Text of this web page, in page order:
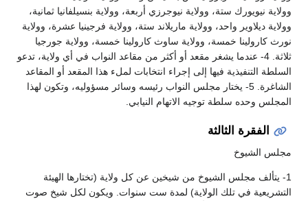
وولاية نيويورك ستة، وولاية نيوجرزي أربعة، وولاية بنسيلفانيا ثمانية،
وولاية ديلاوير واحد، وولاية ماريلاند ستة، وولاية فرجينيا عشرة، وولاية
نورث كارولينا خمسة، وولاية ساوث كارولينا خمسة، وولاية جورجيا
ثلاثة. 4- عندما يشغر مقعد أو أكثر من مقاعد النواب في أي ولاية، تدعو
السلطة التنفيذية فيها إلى إجراء انتخابات لملء هذا المقعد أو المقاعد
الشاغرة. 5- يختار مجلس النواب رئيسه وسائر مسؤوليه، وتكون لهذا
المجلس وحده سلطة توجيه الاتهام النيابي.
الفقرة الثالثة
مجلس الشيوخ
1- يتألف مجلس الشيوخ من شيخين عن كل ولاية (تختارها الهيئة
التشريعية في تلك الولاية) لمدة ست سنوات. ويكون لكل شيخ صوت